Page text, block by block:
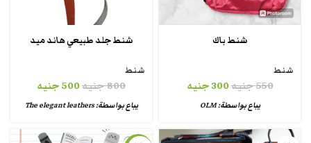
شنط باك
شنط
550جنيه300جنيه
يباع بواسطة:OLM
شنط جلد طبيعي هاند ميد
شنط
800جنيه500جنيه
يباع بواسطة:The elegant leathers